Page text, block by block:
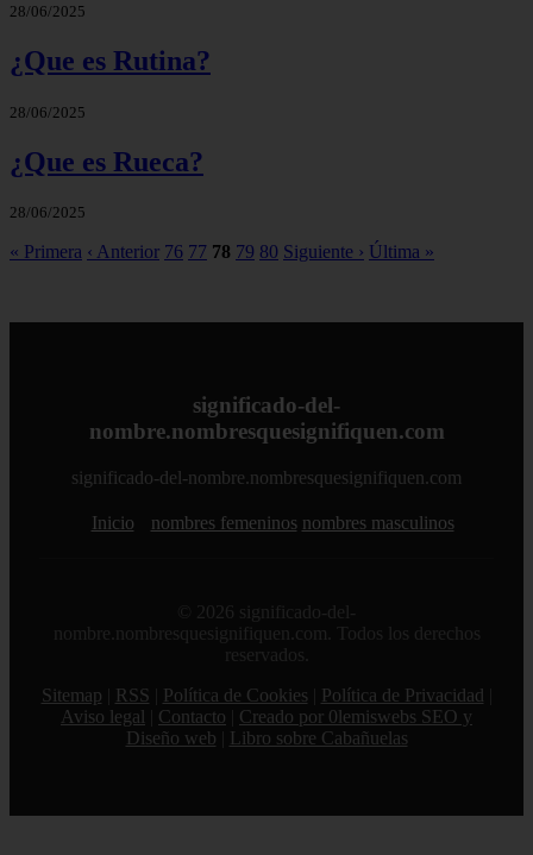
28/06/2025
¿Que es Rutina?
28/06/2025
¿Que es Rueca?
28/06/2025
« Primera ‹ Anterior 76 77 78 79 80 Siguiente › Última »
significado-del-
nombre.nombresquesignifiquen.com
significado-del-nombre.nombresquesignifiquen.com
Inicio nombres femeninos nombres masculinos
© 2026 significado-del-
nombre.nombresquesignifiquen.com. Todos los derechos
reservados.
Sitemap
RSS Política de Cookies Política de Privacidad
Aviso legal
Contacto
Creado por 0lemiswebs SEO y
Diseño web
Libro sobre Cabañuelas